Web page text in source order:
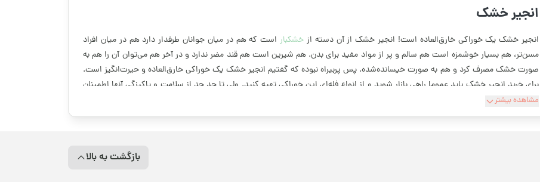
انجیر خشک
انجیر خشک یک خوراکی خارق‌العاده است! انجیر خشک از آن دسته از خشکبار است که هم در میان جوانان طرفدار دارد هم در میان افراد
مسن‌تر، هم بسیار خوشمزه است هم سالم و پر از مواد مفید برای بدن. هم شیرین است هم قند مضر ندارد و در آخر هم می‌توان آن را هم به
صورت خشک مصرف کرد و هم به صورت خیسانده‌شده. پس پربیراه نبوده که گفتیم انجیر خشک یک خوراکی خارق‌العاده و حیرت‌انگیز است.
برای خرید انجیر خشک باید عموما راهی بازار شوید و از انواع فله‌ای این خوراکی تهیه کنید. ولی تا چد حد از سلامت و پاکیزگی آنها اطمینان
دارید؟ مطمئنا برایتان پیش آمده که در داخل یکی از انجیر‌ها عنکبوتی پیدا کرده باشید! بهتر است برای این منظور به فروشگاه‌های معتبر
مراجعه کنید و چه بهتر که از خرید اینترنتی انجیر استفاده کنید. بارجیل یکفروشگاه معتبر اینترنتی آجیل و خشکباراست که خرید انواع
مشاهده بیشتر
بازگشت به بالا